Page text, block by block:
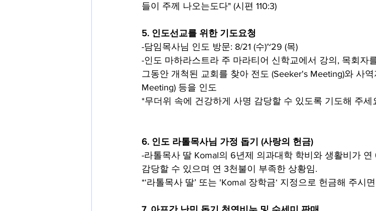
들이 주께 나오는도다" (시편 110:3)
5. 인도선교를 위한 기도요청
-담임목사님 인도 방문: 8/21 (수)~29 (목)
-인도 마하라스트라 주 마라티어 신학교에서 강의, 목회자
그동안 개척된 교회를 찾아 전도 (Seeker's Meeting)와 사
Meeting) 등을 인도
*무더위 속에 건강하게 사명 감당할 수 있도록 기도해 주세
6. 인도 라톨목사님 가정 돕기 (사랑의 헌금)
-라톨목사 딸 Komal의 6년제 의과대학 학비와 생활비가
감당할 수 있으며 연 3천불이 부족한 상황임.
*‘라톨목사 딸’ 또는 'Komal 장학금‘ 지정으로 헌금해 주시